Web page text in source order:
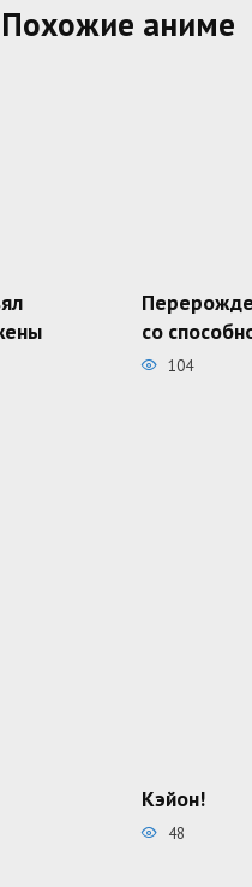
Похожие аниме
со
104
Кэйон!
48